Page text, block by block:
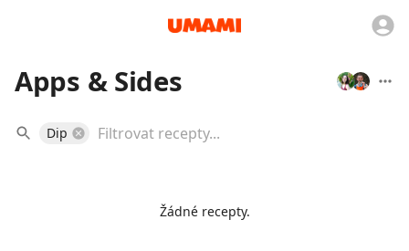
Apps & Sides
Dip
Žádné recepty.